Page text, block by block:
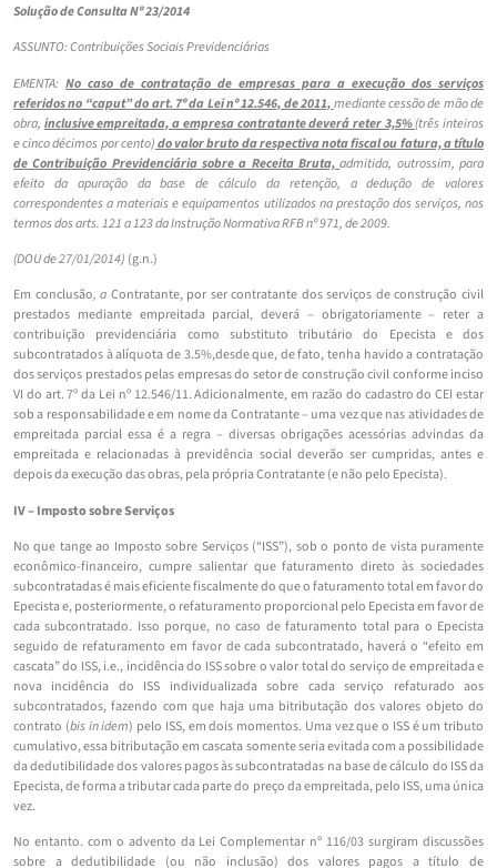
Solução de Consulta Nº 23/2014
ASSUNTO: Contribuições Sociais Previdenciárias
EMENTA: No caso de contratação de empresas para a execução dos serviços
referidos no “caput” do art. 7º da Lei nº 12.546, de 2011,mediante cessão de mão de
obra, inclusive empreitada, a empresa contratante deverá reter 3,5%(três inteiros
e cinco décimos por cento)do valor bruto da respectiva nota fiscal ou fatura, a título
de Contribuição Previdenciária sobre a Receita Bruta,admitida, outrossim, para
efeito da apuração da base de cálculo da retenção, a dedução de valores
correspondentes a materiais e equipamentos utilizados na prestação dos serviços, nos
termos dos arts. 121 a 123 da Instrução Normativa RFB nº 971, de 2009.
(DOU de 27/01/2014) (g.n.)
Em conclusão, a Contratante, por ser contratante dos serviços de construção civil
prestados mediante empreitada parcial, deverá – obrigatoriamente – reter a
contribuição previdenciária como substituto tributário do Epecista e dos
subcontratados à alíquota de 3.5%,desde que, de fato, tenha havido a contratação
dos serviços prestados pelas empresas do setor de construção civil conforme inciso
VI do art. 7º da Lei nº 12.546/11. Adicionalmente, em razão do cadastro do CEI estar
sob a responsabilidade e em nome da Contratante – uma vez que nas atividades de
empreitada parcial essa é a regra – diversas obrigações acessórias advindas da
empreitada e relacionadas à previdência social deverão ser cumpridas, antes e
depois da execução das obras, pela própria Contratante (e não pelo Epecista).
IV – Imposto sobre Serviços
No que tange ao Imposto sobre Serviços (“ISS”), sob o ponto de vista puramente
econômico-financeiro, cumpre salientar que faturamento direto às sociedades
subcontratadas é mais eficiente fiscalmente do que o faturamento total em favor do
Epecista e, posteriormente, o refaturamento proporcional pelo Epecista em favor de
cada subcontratado. Isso porque, no caso de faturamento total para o Epecista
seguido de refaturamento em favor de cada subcontratado, haverá o “efeito em
cascata” do ISS, i.e., incidência do ISS sobre o valor total do serviço de empreitada e
nova incidência do ISS individualizada sobre cada serviço refaturado aos
subcontratados, fazendo com que haja uma bitributação dos valores objeto do
contrato (bis in idem) pelo ISS, em dois momentos. Uma vez que o ISS é um tributo
cumulativo, essa bitributação em cascata somente seria evitada com a possibilidade
da dedutibilidade dos valores pagos às subcontratadas na base de cálculo do ISS da
Epecista, de forma a tributar cada parte do preço da empreitada, pelo ISS, uma única
vez.
No entanto. com o advento da Lei Complementar nº 116/03 surgiram discussões
sobre a dedutibilidade (ou não inclusão) dos valores pagos a título de